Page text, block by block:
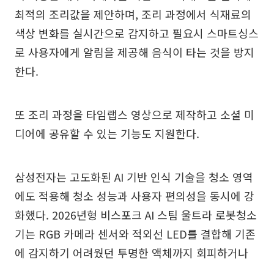
최적의 조리값을 제안하며, 조리 과정에서 식재료의
색상 변화를 실시간으로 감지하고 필요시 스마트싱스
로 사용자에게 알림을 제공해 음식이 타는 것을 방지
한다.
또 조리 과정을 타임랩스 영상으로 제작하고 소셜 미
디어에 공유할 수 있는 기능도 지원한다.
삼성전자는 고도화된 AI 기반 인식 기술을 청소 영역
에도 적용해 청소 성능과 사용자 편의성을 동시에 강
화했다. 2026년형 비스포크 AI 스팀 울트라 로봇청소
기는 RGB 카메라 센서와 적외선 LED를 결합해 기존
에 감지하기 어려웠던 투명한 액체까지 회피하거나